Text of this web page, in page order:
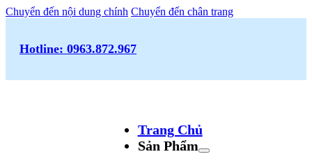
Chuyển đến nội dung chính Chuyển đến chân trang
Hotline: 0963.872.967
Trang Chủ
Sản Phẩm